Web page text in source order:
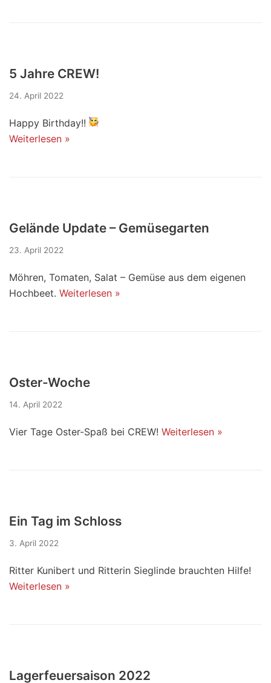
5 Jahre CREW!
24. April 2022
Happy Birthday!!
Weiterlesen »
Gelände Update – Gemüsegarten
23. April 2022
Möhren, Tomaten, Salat – Gemüse aus dem eigenen
Hochbeet. Weiterlesen »
Oster-Woche
14. April 2022
Vier Tage Oster-Spaß bei CREW! Weiterlesen »
Ein Tag im Schloss
3. April 2022
Ritter Kunibert und Ritterin Sieglinde brauchten Hilfe!
Weiterlesen »
Lagerfeuersaison 2022